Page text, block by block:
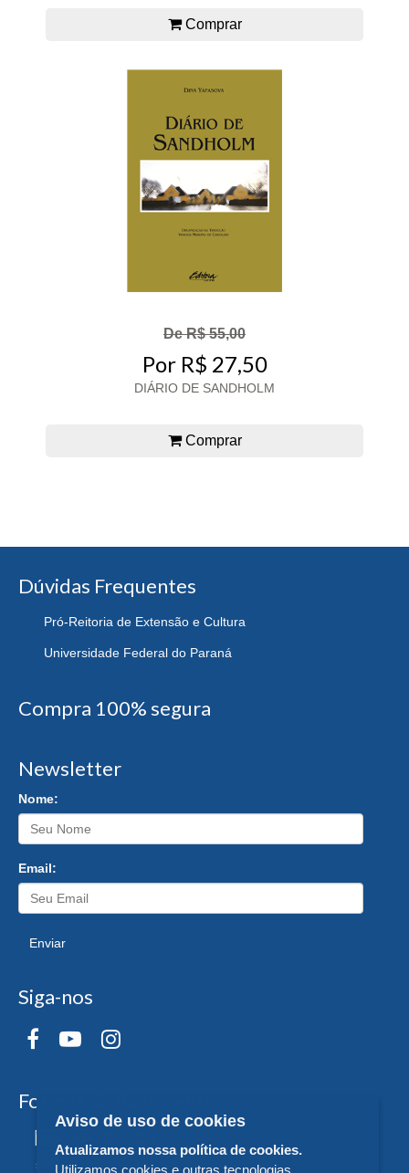
Comprar
De R$ 55,00
Por R$ 27,50
DIÁRIO DE SANDHOLM
Comprar
Dúvidas Frequentes
Pró-Reitoria de Extensão e Cultura
Universidade Federal do Paraná
Compra 100% segura
Newsletter
Nome:
Email:
Enviar
Siga-nos
Formas de Pagamento
Aviso de uso de cookies
Atualizamos nossa política de cookies.
Utilizamos cookies e outras tecnologias